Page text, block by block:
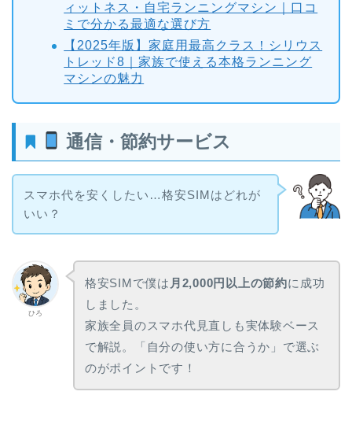
ィットネス・自宅ランニングマシン｜口コ
ミで分かる最適な選び方
【2025年版】家庭用最高クラス！シリウス
トレッド8｜家族で使える本格ランニング
マシンの魅力
通信・節約サービス
スマホ代を安くしたい…格安SIMはどれが
いい？
ひろ
格安SIMで僕は 月2,000円以上の節約に成功
しました。
家族全員のスマホ代見直しも実体験ベース
で解説。「自分の使い方に合うか」で選ぶ
のがポイントです！